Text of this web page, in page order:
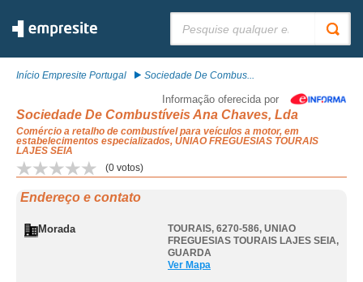
Início Empresite Portugal Sociedade De Combus...
Informação oferecida por
Sociedade De Combustíveis Ana Chaves, Lda
Comércio a retalho de combustível para veículos a motor, em
estabelecimentos especializados, UNIAO FREGUESIAS TOURAIS
LAJES SEIA
(0 votos)
Endereço e contato
Morada TOURAIS, 6270-586, UNIAO
FREGUESIAS TOURAIS LAJES SEIA,
GUARDA
Ver Mapa